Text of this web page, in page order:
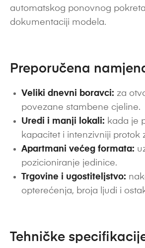
automatskog ponovnog
dokumentaciji modela.
Preporučena
Veliki dnevni boravci: za
povezane stambene cjeline.
Uredi i manji lokali: kada je
kapacitet i intenzivniji protok
Apartmani većeg formata:
pozicioniranje jedinice.
Trgovine i ugostiteljstvo:
opterećenja, broja ljudi i
Tehničke